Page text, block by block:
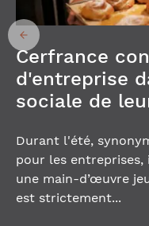
Cerfrance
d'entreprise
sociale de
Durant l'été,
pour les
une main-d’œuvre
est strictement...